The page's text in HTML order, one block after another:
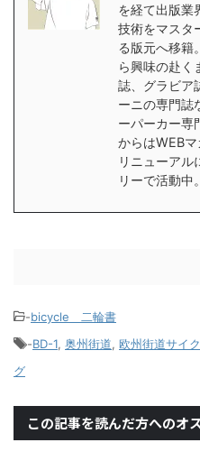
を経て出版業
技術をマスタ
る版元へ移籍
ら興味の赴く
誌、グラビア
ーニの専門誌
ーパーカー専
からはWEB
リニューアル
リーで活動中
-bicycle＿二輪書
-BD-1, 奥州街道, 欧州街道サイ
グ
この記事を読んだ方へのオ